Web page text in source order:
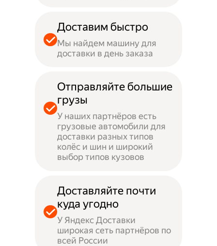
Доставим быстро
Мы найдем машину для
доставки в день заказа
Отправляйте большие
грузы
У наших партнёров есть
грузовые автомобили для
доставки разных типов
колёс и шин и широкий
выбор типов кузовов
Доставляйте почти
куда угодно
У Яндекс Доставки
широкая сеть партнёров по
всей России